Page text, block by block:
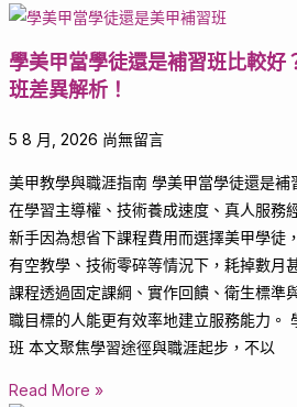
學美甲當學徒還是補習班比較好
班差異解析！
5 8 月, 2026 尚無留言
美甲教學與職涯指南 學美甲當學徒還是
在學習主導權、技術養成速度、真人服務
新手因為想省下課程費用而選擇美甲學徒
有空教學、技術零碎等情況下，耗掉數月
課程透過固定課綱、實作回饋、衛生標準
職目標的人能更有效率地建立服務能力。
班 本文聚焦學習途徑與職涯起步，不以
Read More »